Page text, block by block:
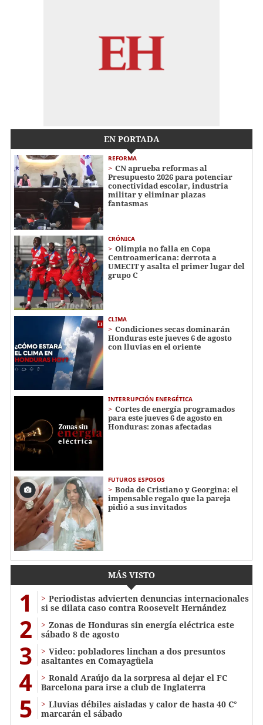
EN PORTADA
REFORMA
CN aprueba reformas al
Presupuesto 2026 para potenciar
conectividad escolar, industria
militar y eliminar plazas
fantasmas
CRÓNICA
Olimpia no falla en Copa
Centroamericana: derrota a
UMECIT y asalta el primer lugar del
grupo C
CLIMA
Condiciones secas dominarán
Honduras este jueves 6 de agosto
con lluvias en el oriente
INTERRUPCIÓN ENERGÉTICA
Cortes de energía programados
para este jueves 6 de agosto en
Honduras: zonas afectadas
FUTUROS ESPOSOS
Boda de Cristiano y Georgina: el
impensable regalo que la pareja
pidió a sus invitados
MÁS VISTO
1
Periodistas advierten denuncias internacionales
si se dilata caso contra Roosevelt Hernández
2
Zonas de Honduras sin energía eléctrica este
sábado 8 de agosto
3
Video: pobladores linchan a dos presuntos
asaltantes en Comayagüela
4
Ronald Araújo da la sorpresa al dejar el FC
Barcelona para irse a club de Inglaterra
5
Lluvias débiles aisladas y calor de hasta 40 C°
marcarán el sábado